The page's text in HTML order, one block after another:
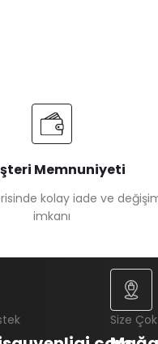
Memnuniyeti
kolay iade ve
imkanı
Size Çok